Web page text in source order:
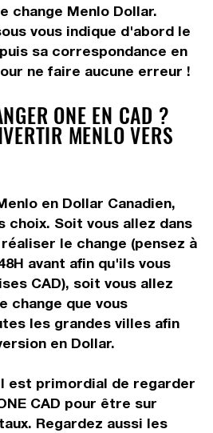
change Menlo Dollar.
vous indique d'abord le
sa correspondance en
ne faire aucune erreur !
ONE EN CAD ?
MENLO VERS
en Dollar Canadien,
choix. Soit vous allez dans
le change (pensez à
avant afin qu'ils vous
CAD), soit vous allez
change que vous
les grandes villes afin
en Dollar.
est primordial de regarder
CAD pour être sur
Regardez aussi les